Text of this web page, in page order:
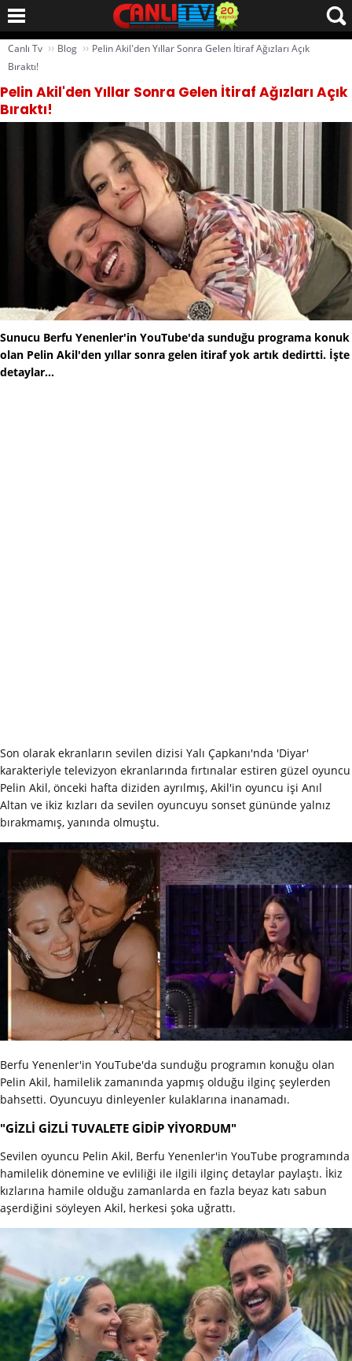
Canlı Tv ›› Blog ›› Pelin Akil'den Yıllar Sonra Gelen İtiraf Ağızları Açık
Bıraktı!
Pelin Akil'den Yıllar Sonra Gelen İtiraf Ağızları Açık
Bıraktı!
Sunucu Berfu Yenenler'in YouTube'da sunduğu programa konuk
olan Pelin Akil'den yıllar sonra gelen itiraf yok artık dedirtti. İşte
detaylar...
Son olarak ekranların sevilen dizisi Yalı Çapkanı'nda 'Diyar'
karakteriyle televizyon ekranlarında fırtınalar estiren güzel oyuncu
Pelin Akil, önceki hafta diziden ayrılmış, Akil'in oyuncu işi Anıl
Altan ve ikiz kızları da sevilen oyuncuyu sonset gününde yalnız
bırakmamış, yanında olmuştu.
Berfu Yenenler'in YouTube'da sunduğu programın konuğu olan
Pelin Akil, hamilelik zamanında yapmış olduğu ilginç şeylerden
bahsetti. Oyuncuyu dinleyenler kulaklarına inanamadı.
"GİZLİ GİZLİ TUVALETE GİDİP YİYORDUM"
Sevilen oyuncu Pelin Akil, Berfu Yenenler'in YouTube programında
hamilelik dönemine ve evliliği ile ilgili ilginç detaylar paylaştı. İkiz
kızlarına hamile olduğu zamanlarda en fazla beyaz katı sabun
aşerdiğini söyleyen Akil, herkesi şoka uğrattı.